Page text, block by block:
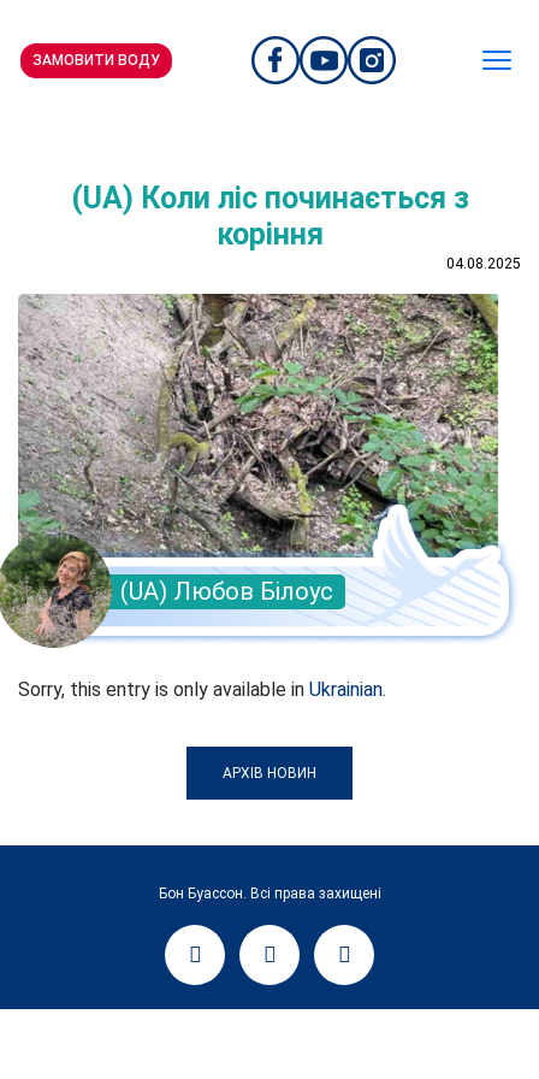
ЗАМОВИТИ ВОДУ
(UA) Коли ліс починається з
коріння
04.08.2025
(UA) Любов Білоус
Sorry, this entry is only available in Ukrainian.
АРХІВ НОВИН
Бон Буассон. Всі права захищені